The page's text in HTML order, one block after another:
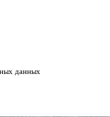
данных